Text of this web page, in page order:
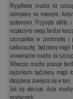
Wyjątkowa mucha na
nakręcony na mocnym,
systemami. Przynęta obfita
rozpoczyna swoją bardzo
szczupaków w zarośniętej i
czeburaszkę, będziemy mogli
uniwersalne muchy na
Wówczas mucha pracuje
ciężarkami będziemy mogli
obciążenia zawiesza się w toni.
Jak się okazuje, duże
sandaczach.